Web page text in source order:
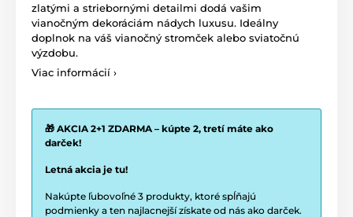
zlatými a striebornými detailmi dodá vašim
vianočným dekoráciám nádych luxusu. Ideálny
doplnok na váš vianočný stromček alebo sviatočnú
výzdobu.
Viac informácií ›
🎁 AKCIA 2+1 ZDARMA – kúpte 2, tretí máte ako
darček!
Letná akcia je tu!
Nakúpte ľubovoľné 3 produkty, ktoré spĺňajú
podmienky a ten najlacnejší získate od nás ako darček.